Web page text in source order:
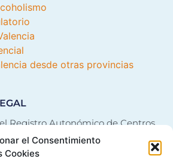
el Consentimiento
Cookies
desde otras provincias
Registro Autonómico de Centros,
Sanitarios de la
con el número 21614